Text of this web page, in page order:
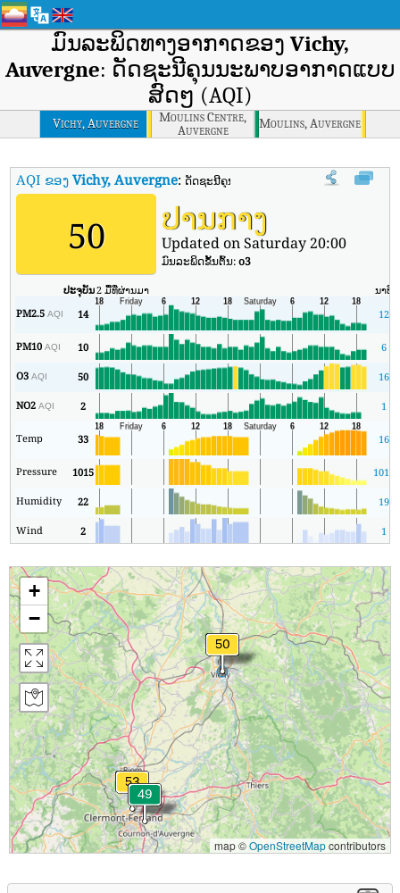
ມົນລະພິດທາງອາກາດຂອງ Vichy,
Auvergne: ດັດຊະນີຄຸນນະພາບອາກາດແບບ
ສົດໆ (AQI)
Vichy, Auvergne
Moulins Centre,
Auvergne
Moulins, Auvergne
AQI ຂອງVichy, Auvergne: ດັດຊະນີຄຸນນະພາບອາກາດຕາມເວລາຈິງຂອງ
50 ປານກາງ
Updated on Saturday 20:00
ມົນລະພິດຂັ້ນຕົ້ນ:o3
ປະຈຸບັນ2 ມື້ທີ່ຜ່ານມາ ນາທີ
PM2.5AQI 14 12
PM10AQI 10 6
O3AQI 50 16
NO2AQI 2 1
Temp 33 16
Pressure 1015 1015
Humidity 22 19
Wind 2 1
+
−
map ©OpenStreetMapcontributors